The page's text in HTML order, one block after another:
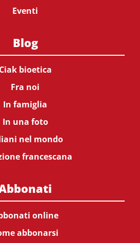
Eventi
Blog
Ciak bioetica
Fra noi
In famiglia
In una foto
nel mondo
francescana
online
abbonarsi